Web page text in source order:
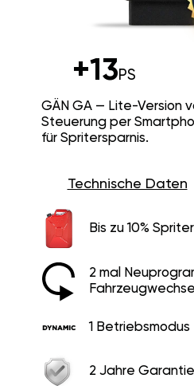
+13PS
GÄN GA — Lite-Version
Steuerung per
für Spritersparnis.
Technische Daten
Bis zu 10%
2 mal
Fahrzeugwechsel
1 Betriebsmodus
2 Jahre Garantie